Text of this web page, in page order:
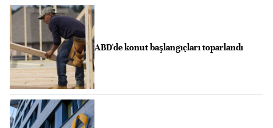
ABD'de konut başlangıçları toparlandı